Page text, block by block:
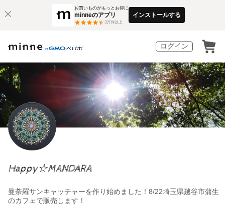
お買いものがもっとお得に
minneのアプリ
3万件以上
インストールする
ログイン
Happy☆MANDARA
曼荼羅サンキャッチャーを作り始めました！8/22埼玉県越谷市蒲生
のカフェで販売します！